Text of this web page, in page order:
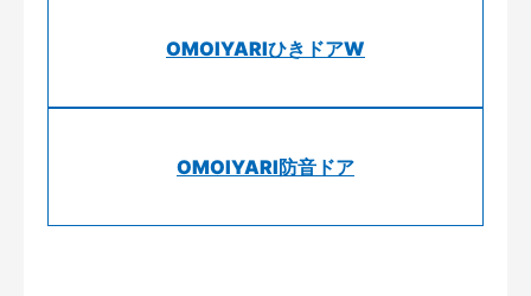
OMOIYARIひきドアW
OMOIYARI防音ドア